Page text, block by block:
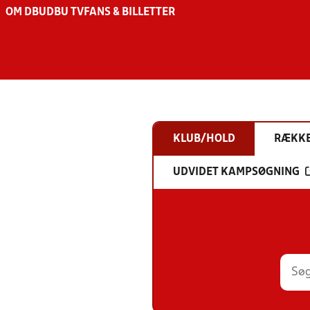
OM DBU DBU TV FANS & BILLETTER
KLUB/HOLD
UDVIDET KAMPSØGNING